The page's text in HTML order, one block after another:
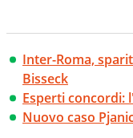
Inter-Roma,
Bisseck
Esperti concordi:
Nuovo caso